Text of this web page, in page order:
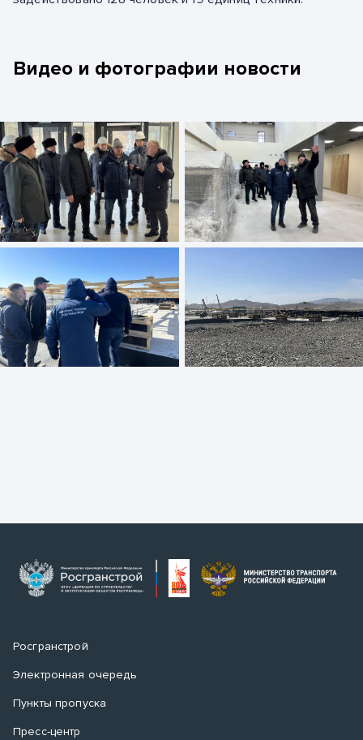
Видео и фотографии новости
Росгранстрой
Электронная очередь
Пункты пропуска
Пресс-центр